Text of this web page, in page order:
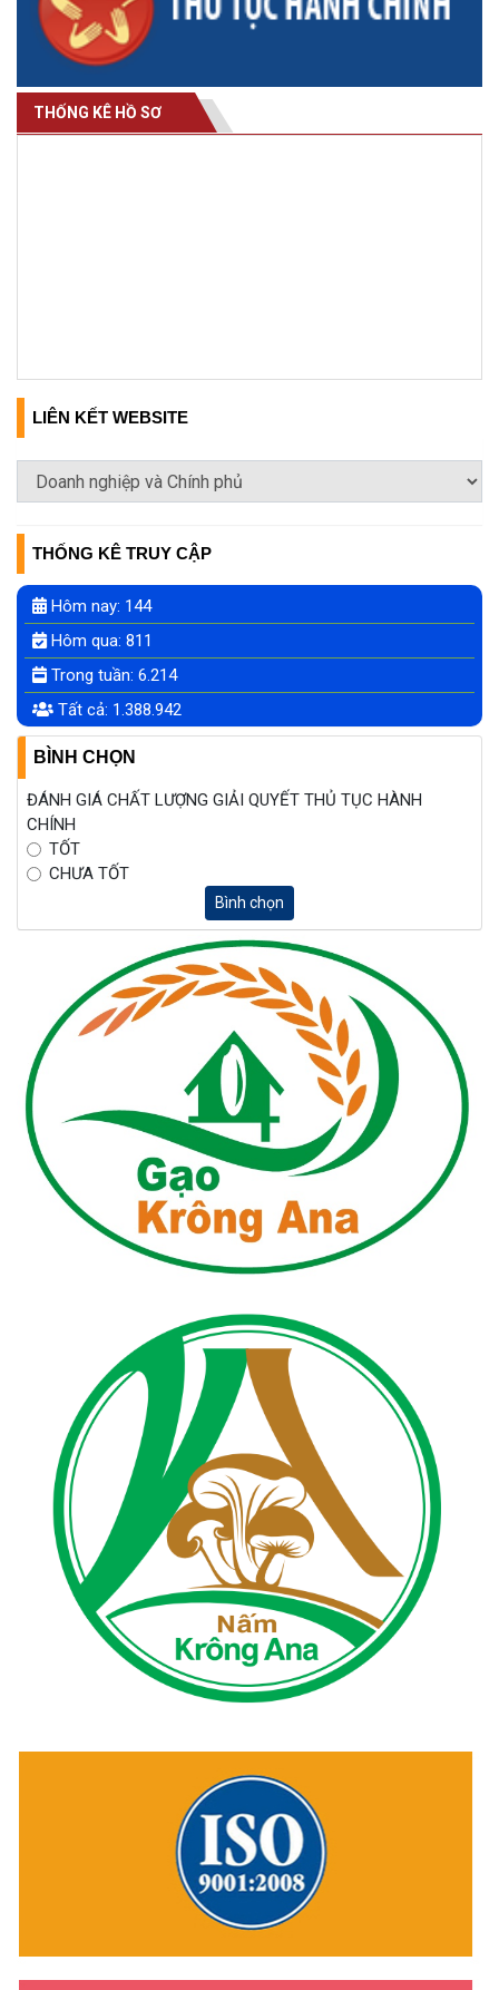
THỐNG KÊ HỒ SƠ
LIÊN KẾT WEBSITE
THỐNG KÊ TRUY CẬP
Hôm nay: 144
Hôm qua: 811
Trong tuần: 6.214
Tất cả: 1.388.942
BÌNH CHỌN
ĐÁNH GIÁ CHẤT LƯỢNG GIẢI QUYẾT THỦ TỤC HÀNH
CHÍNH
TỐT
CHƯA TỐT
Bình chọn